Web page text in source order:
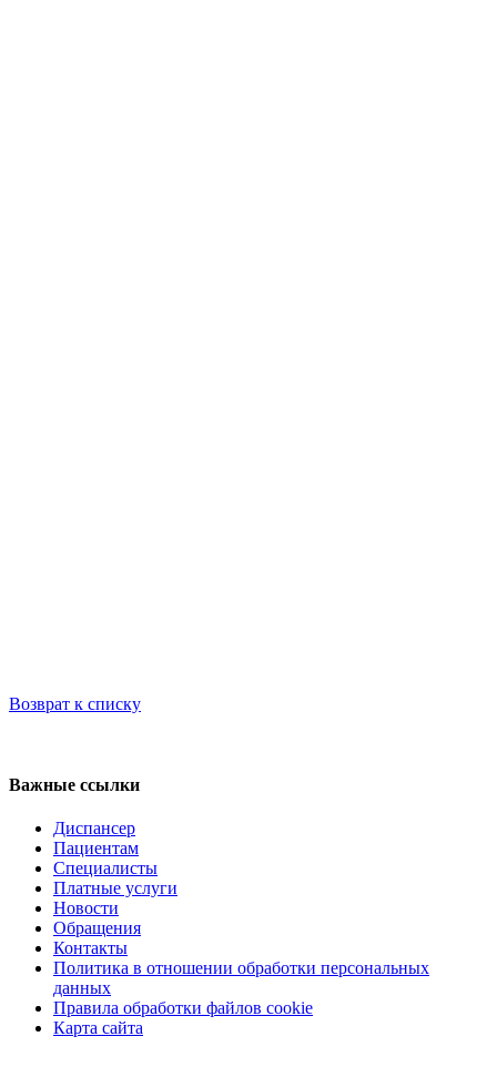
Возврат к списку
Важные ссылки
Диспансер
Пациентам
Специалисты
Платные услуги
Новости
Обращения
Контакты
Политика в отношении обработки персональных
данных
Правила обработки файлов cookie
Карта сайта